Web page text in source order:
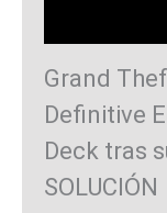
Grand
Definitive
Deck tras
SOLUCIÓN